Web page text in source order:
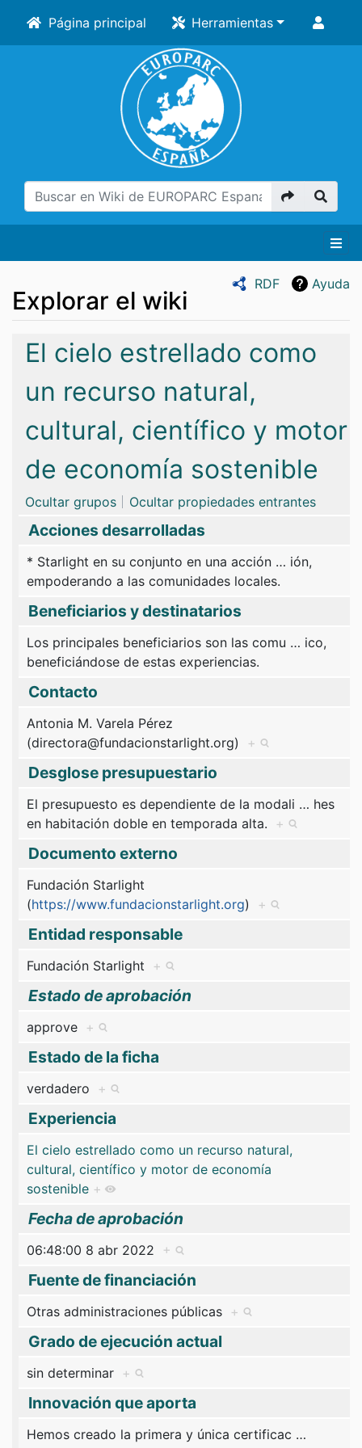
Página principal Herramientas
RDF Ayuda
Explorar el wiki
Saltar a: navegación buscar
El cielo estrellado como
un recurso natural,
cultural, científico y motor
de economía sostenible
Ocultar grupos Ocultar propiedades entrantes
Acciones desarrolladas
* Starlight en su conjunto en una acción … ión,
empoderando a las comunidades locales.
Beneficiarios y destinatarios
Los principales beneficiarios son las comu … ico,
beneficiándose de estas experiencias.
Contacto
Antonia M. Varela Pérez
(directora@fundacionstarlight.org)
+
Desglose presupuestario
El presupuesto es dependiente de la modali … hes
en habitación doble en temporada alta.
+
Documento externo
Fundación Starlight
(https://www.fundacionstarlight.org) +
Entidad responsable
Fundación Starlight +
Estado de aprobación
approve +
Estado de la ficha
verdadero +
Experiencia
El cielo estrellado como un recurso natural,
cultural, científico y motor de economía
sostenible +
Fecha de aprobación
06:48:00 8 abr 2022 +
Fuente de financiación
Otras administraciones públicas +
Grado de ejecución actual
sin determinar +
Innovación que aporta
Hemos creado la primera y única certificac …